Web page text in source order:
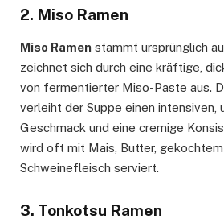
2. Miso Ramen
Miso Ramen stammt ursprünglich
zeichnet sich durch eine kräftige,
von fermentierter Miso-Paste aus.
verleiht der Suppe einen intensiven,
Geschmack und eine cremige
wird oft mit Mais, Butter,
Schweinefleisch serviert.
3. Tonkotsu Ramen